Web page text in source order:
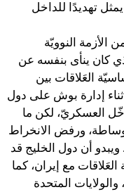
تهديدًا للداخل
النوويّة
كان ينأى بنفسه عن
العَلاقات بين
إدارة بوش على دول
العسكريّ، لكن ما
ورفض الانخراط
أن دول الخليج قد
العَلاقات مع إيران، كما
المتحدة